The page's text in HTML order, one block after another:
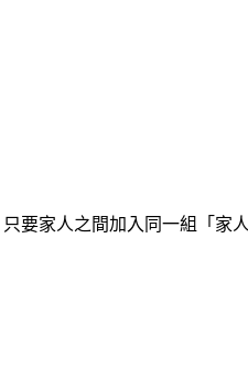
要家人之間加入同一組「